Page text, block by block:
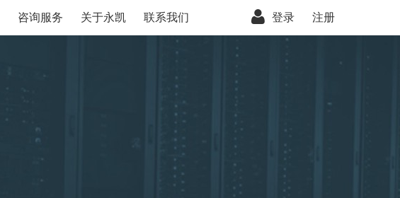
咨询服务 关于永凯 联系我们 登录 注册